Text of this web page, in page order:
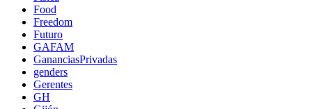
Food
Freedom
Futuro
GAFAM
GananciasPrivadas
genders
Gerentes
GH